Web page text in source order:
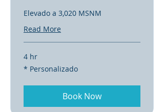
Elevado a 3,020 MSNM
Read More
4 hr
*
Personalizado
* Personalizado
Book Now